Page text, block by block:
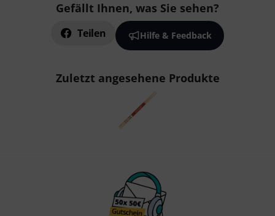
Gefällt Ihnen, was Sie sehen?
Teilen Hilfe & Feedback
Zuletzt angesehene Produkte